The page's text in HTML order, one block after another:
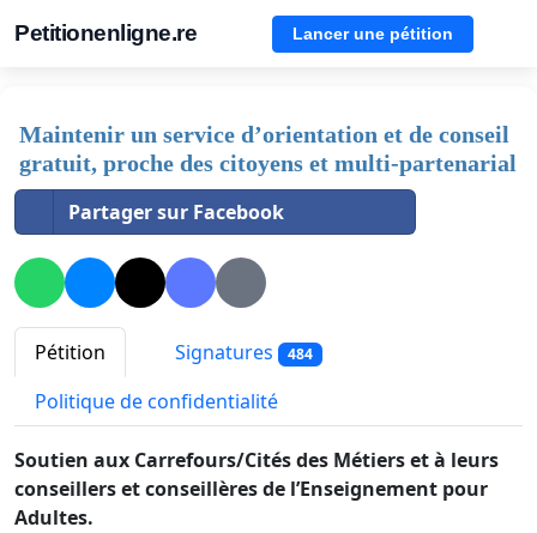
Petitionenligne.re Lancer une pétition
Maintenir un service d’orientation et de conseil
gratuit, proche des citoyens et multi-partenarial
Partager sur Facebook
Pétition Signatures 484
Politique de confidentialité
Soutien aux Carrefours/Cités des Métiers et à leurs
conseillers et conseillères de l’Enseignement pour
Adultes.